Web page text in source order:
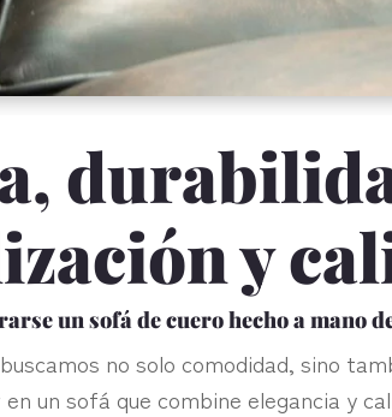
y
un sofá de cuero hecho a mano
no solo comodidad, sino
un sofá que combine elegancia y